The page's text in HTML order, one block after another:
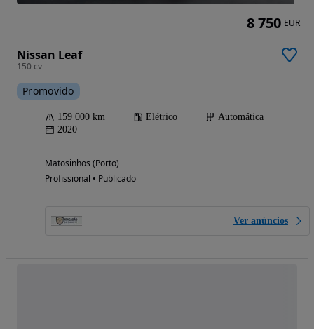
Nissan Leaf
150 cv
Promovido
159 000 km Elétrico
Automática
2020
Matosinhos (Porto)
Profissional • Publicado
Ver anúncios
8 750 EUR